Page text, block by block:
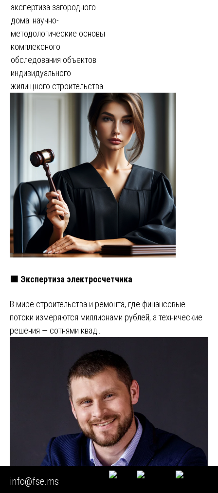
экспертиза загородного
дома: научно-
методологические основы
комплексного
обследования объектов
индивидуального
жилищного строительства
🟥 Экспертиза электросчетчика
В мире строительства и ремонта, где финансовые
потоки измеряются миллионами рублей, а технические
решения — сотнями квад…
info@fse.ms